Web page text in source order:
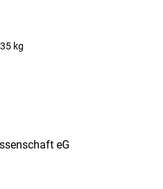
kg
eG